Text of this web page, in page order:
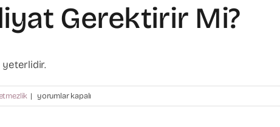
Gerektirir Mi?
yeterlidir.
|
Her
varis
yorumlar kapalı